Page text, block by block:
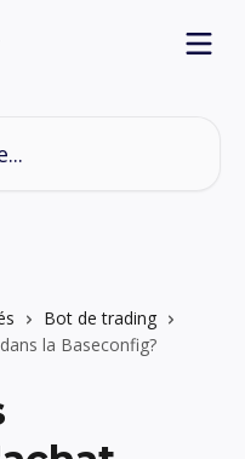
Bot de trading
la Baseconfig?